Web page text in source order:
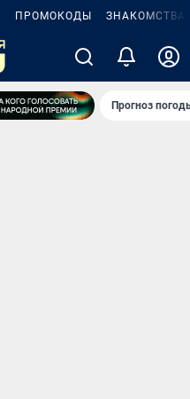
ПРОМОКОДЫ ЗНАКОМСТВА
Прогноз